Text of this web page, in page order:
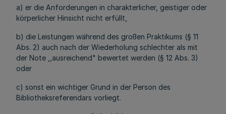
a) er die Anforderungen in charakterlicher, geistiger oder
körperlicher Hinsicht nicht erfüllt,
b) die Leistungen während des großen Praktikums (§ 11
Abs. 2) auch nach der Wiederholung schlechter als mit
der Note ,,ausreichend" bewertet werden (§ 12 Abs. 3)
oder
c) sonst ein wichtiger Grund in der Person des
Bibliotheksreferendars vorliegt.